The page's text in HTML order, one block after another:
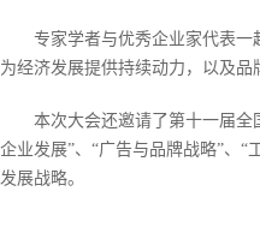
专家学者与优秀企业家代表一
为经济发展提供持续动力，以及
本次大会还邀请了第十一届
企业发展”、“广告与品牌战略”、
发展战略。